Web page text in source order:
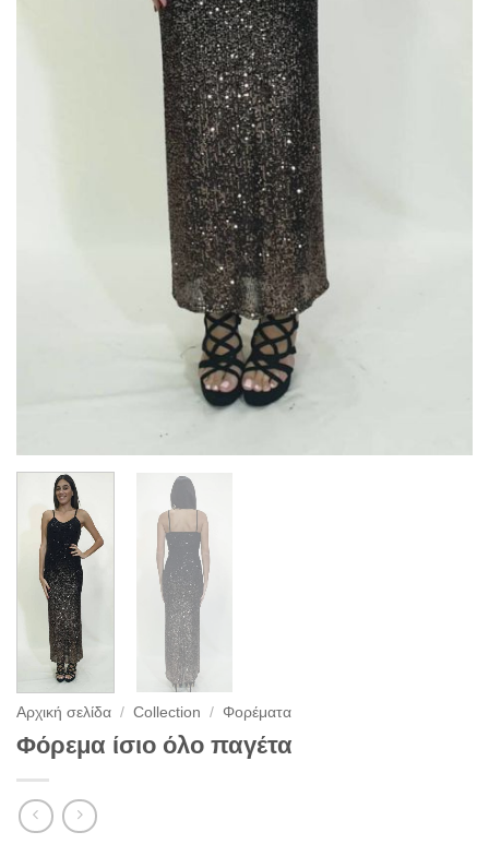
Αρχική σελίδα / Collection / Φορέματα
Φόρεμα ίσιο όλο παγέτα